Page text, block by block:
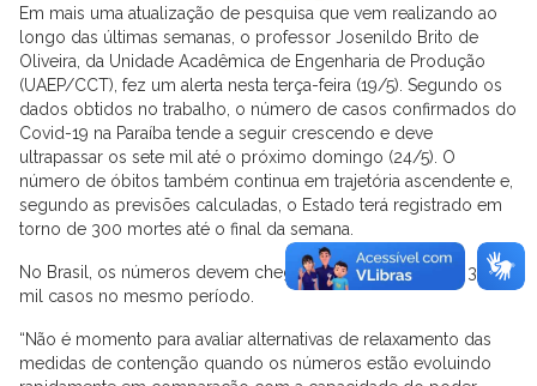
Em mais uma atualização de pesquisa que vem realizando ao
longo das últimas semanas, o professor Josenildo Brito de
Oliveira, da Unidade Acadêmica de Engenharia de Produção
(UAEP/CCT), fez um alerta nesta terça-feira (19/5). Segundo os
dados obtidos no trabalho, o número de casos confirmados do
Covid-19 na Paraíba tende a seguir crescendo e deve
ultrapassar os sete mil até o próximo domingo (24/5). O
número de óbitos também continua em trajetória ascendente e,
segundo as previsões calculadas, o Estado terá registrado em
torno de 300 mortes até o final da semana.
No Brasil, os números devem chegar aos 20 mil óbitos e 300
mil casos no mesmo período.
“Não é momento para avaliar alternativas de relaxamento das
medidas de contenção quando os números estão evoluindo